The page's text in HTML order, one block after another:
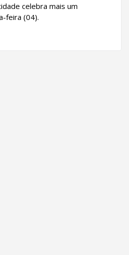
celebra mais um
feira (04).